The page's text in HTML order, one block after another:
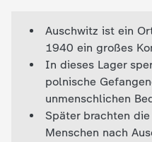
Auschwitz ist ein
1940 ein großes
In dieses Lager
polnische
unmenschlichen
Später brachten
Menschen nach